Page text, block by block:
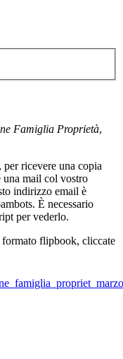
Famiglia Proprietà,
ricevere una copia
una mail col vostro
indirizzo email è
È necessario
per vederlo.
flipbook, cliccate